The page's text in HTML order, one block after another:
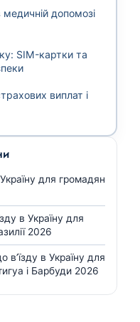
допомозі
SIM-картки та
виплат і
Україну для громадян
в Україну для
2026
в’їзду в Україну для
і Барбуди 2026